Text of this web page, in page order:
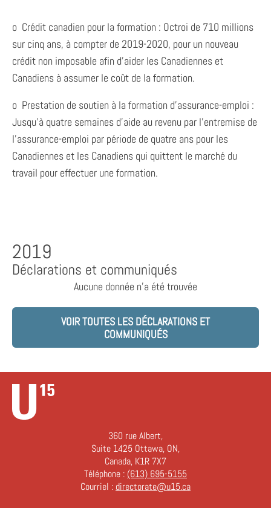
o Crédit canadien pour la formation : Octroi de 710 millions
sur cinq ans, à compter de 2019-2020, pour un nouveau
crédit non imposable afin d’aider les Canadiennes et
Canadiens à assumer le coût de la formation.
o Prestation de soutien à la formation d’assurance-emploi :
Jusqu’à quatre semaines d’aide au revenu par l’entremise de
l’assurance-emploi par période de quatre ans pour les
Canadiennes et les Canadiens qui quittent le marché du
travail pour effectuer une formation.
2019
Déclarations et communiqués
Aucune donnée n'a été trouvée
VOIR TOUTES LES DÉCLARATIONS ET
COMMUNIQUÉS
360 rue Albert,
Suite 1425 Ottawa, ON,
Canada, K1R 7X7
Téléphone : (613) 695-5155
Courriel : directorate@u15.ca